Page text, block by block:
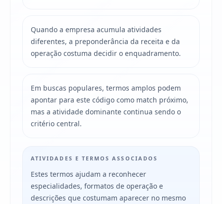
Quando a empresa acumula atividades
diferentes, a preponderância da receita e da
operação costuma decidir o enquadramento.
Em buscas populares, termos amplos podem
apontar para este código como match próximo,
mas a atividade dominante continua sendo o
critério central.
ATIVIDADES E TERMOS ASSOCIADOS
Estes termos ajudam a reconhecer
especialidades, formatos de operação e
descrições que costumam aparecer no mesmo